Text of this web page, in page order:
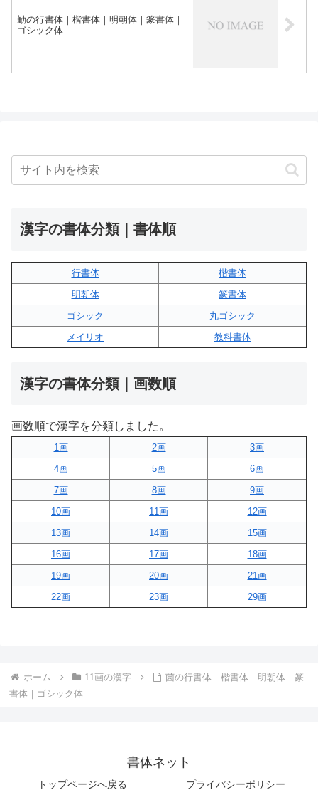
勤の行書体｜楷書体｜明朝体｜篆書体｜
ゴシック体
漢字の書体分類｜書体順
行書体
楷書体
明朝体
篆書体
ゴシック
丸ゴシック
メイリオ
教科書体
漢字の書体分類｜画数順
画数順で漢字を分類しました。
1画 2画
3画
4画
5画
6画
7画
8画
9画
10画
11画
12画
13画
14画
15画
16画
17画
18画
19画
20画
21画
22画
23画 29画
ホーム 11画の漢字
菌の行書体｜楷書体｜明朝体｜篆
書体｜ゴシック体
書体ネット
トップページへ戻る プライバシーポリシー